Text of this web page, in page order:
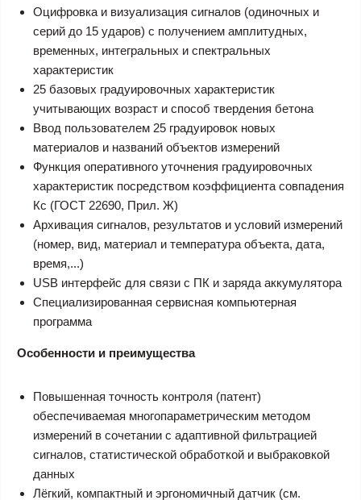
Оцифровка и визуализация сигналов (одиночных и
серий до 15 ударов) с получением амплитудных,
временных, интегральных и спектральных
характеристик
25 базовых градуировочных характеристик
учитывающих возраст и способ твердения бетона
Ввод пользователем 25 градуировок новых
материалов и названий объектов измерений
Функция оперативного уточнения градуировочных
характеристик посредством коэффициента совпадения
Кс (ГОСТ 22690, Прил. Ж)
Архивация сигналов, результатов и условий измерений
(номер, вид, материал и температура объекта, дата,
время,...)
USB интерфейс для связи с ПК и заряда аккумулятора
Специализированная сервисная компьютерная
программа
Особенности и преимущества
Повышенная точность контроля (патент)
обеспечиваемая многопараметрическим методом
измерений в сочетании с адаптивной фильтрацией
сигналов, статистической обработкой и выбраковкой
данных
Лёгкий, компактный и эргономичный датчик (см.